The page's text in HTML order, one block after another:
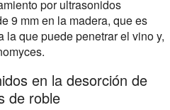
por ultrasonidos
9 mm en la madera, que es
la que puede penetrar el vino y,
en la desorción de
de roble